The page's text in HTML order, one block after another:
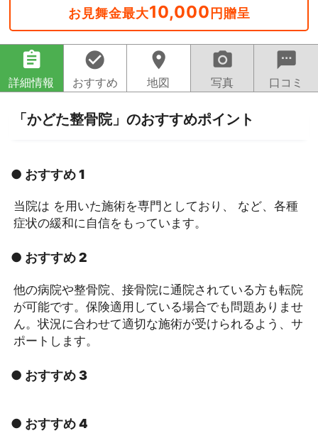
お見舞金最大10,000 円贈呈
assignment
詳細情報
check_circle
おすすめ
location_on
地図
camera_alt
写真
sms
口コミ
「かどた整骨院」のおすすめポイント
● おすすめ 1
当院は を用いた施術を専門としており、 など、各種
症状の緩和に自信をもっています。
● おすすめ 2
他の病院や整骨院、接骨院に通院されている方も転院
が可能です。保険適用している場合でも問題ありませ
ん。状況に合わせて適切な施術が受けられるよう、サ
ポートします。
● おすすめ 3
● おすすめ 4